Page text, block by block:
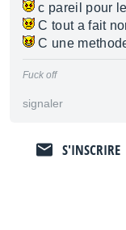
c pareil pour
C tout a fait
C une
Fuck off
signaler
S'INSCRIRE